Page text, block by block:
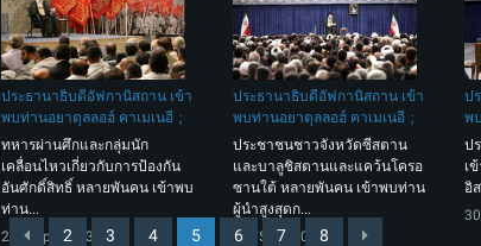
ประธานาธิบดีอัฟกานิสถาน เข้า
พบท่านอยาตุลลอฮ์ คาเมเนอี
ทหารผ่านศึกและกลุ่มนัก
เคลื่อนไหวเกี่ยวกับการป้องกัน
อันศักดิ์สิทธิ์ หลายพันคน เข้าพบ
ท่าน...
20 /Sep/ 2023
ประธานาธิบดีอัฟกานิสถาน เข้า
พบท่านอยาตุลลอฮ์ คาเมเนอี
ประชาชนชาวจังหวัดซีสตาน
และบาลูชิสตานและแคว้นโครอ
ซานใต้ หลายพันคน เข้าพบท่าน
ผู้นำสูงสุดก...
11 /Sep/ 2023
ป
พ
ป
เ
อิ
2 3 4 5 6 7 8